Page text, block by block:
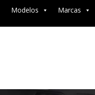
Modelos Marcas